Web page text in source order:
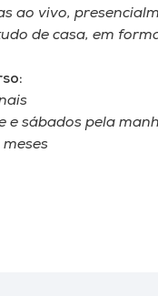
ao vivo,
de casa, em
e sábados pela
meses